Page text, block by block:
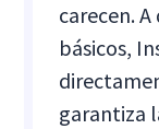
carecen.
básicos,
garantiza